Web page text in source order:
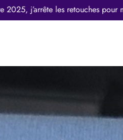
Frais de port offerts à partir de